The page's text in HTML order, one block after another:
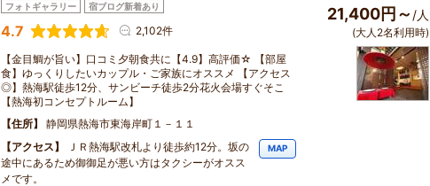
フォトギャラリー 宿ブログ新着あり
4.7 2,102件
【金目鯛が旨い】口コミ夕朝食共に【4.9】高評価☆ 【部屋
食】ゆっくりしたいカップル・ご家族にオススメ 【アクセス
◎】熱海駅徒歩12分、サンビーチ徒歩2分花火会場すぐそこ
【熱海初コンセプトルーム】
住所
静岡県熱海市東海岸町１－１１
アクセス
ＪＲ熱海駅改札より徒歩約12分。坂の
途中にあるため御御足が悪い方はタクシーがオスス
メです。
MAP
21,400円～ /人
(大人2名利用時)